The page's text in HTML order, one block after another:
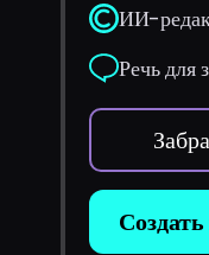
ИИ-
Речь для